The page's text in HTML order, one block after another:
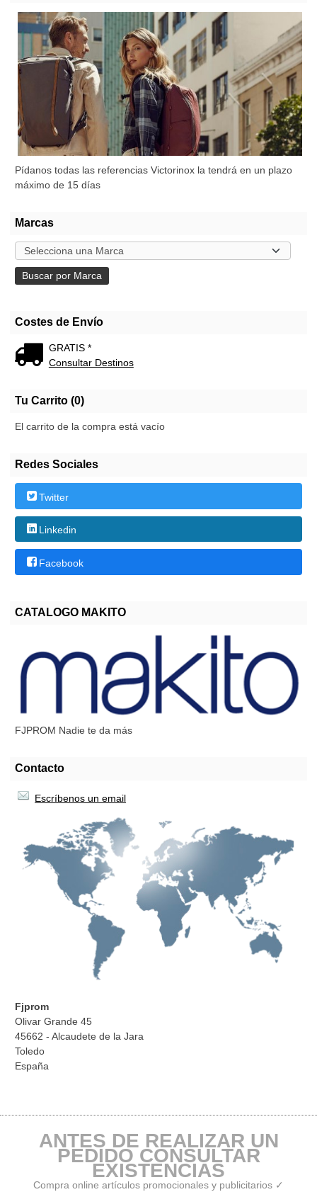
Pídanos todas las referencias Victorinox la tendrá en un plazo
máximo de 15 días
Marcas
Costes de Envío
GRATIS *
Consultar Destinos
Tu Carrito (0)
El carrito de la compra está vacío
Redes Sociales
Twitter
Linkedin
Facebook
CATALOGO MAKITO
FJPROM Nadie te da más
Contacto
Escríbenos un email
Fjprom
Olivar Grande 45
45662 - Alcaudete de la Jara
Toledo
España
ANTES DE REALIZAR UN
PEDIDO CONSULTAR
EXISTENCIAS
Compra online artículos promocionales y publicitarios ✓